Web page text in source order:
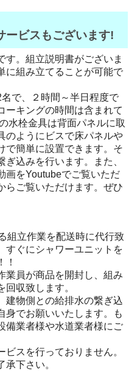
ービスもございます!
す。組立説明書がございま
に組み立てることが可能で
で、２時間～半日程度で
ーキングの時間は含まれて
水栓金具は背面パネルに取
のようにビスで床パネルや
で簡単に設置できます。そ
込みを行います。また、
画をYoutubeでご覧いただ
らご覧いただけます。ぜひ
組立作業を配送時に代行致
すぐにシャワーユニットを
！
業員が商品を開封し、組み
収致します。
物側との給排水の繋ぎ込
身でお願いいたします。も
備業者様や水道業者様にご
スを行っておりません。
下さい。